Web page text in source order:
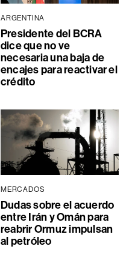
ARGENTINA
Presidente del BCRA
dice que no ve
necesaria una baja de
encajes para reactivar el
crédito
MERCADOS
Dudas sobre el acuerdo
entre Irán y Omán para
reabrir Ormuz impulsan
al petróleo